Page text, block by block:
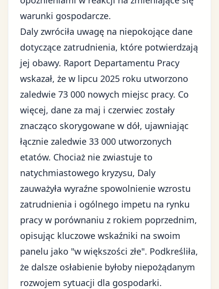
warunki gospodarcze.
Daly zwróciła uwagę na niepokojące dane
dotyczące zatrudnienia, które potwierdzają
jej obawy. Raport Departamentu Pracy
wskazał, że w lipcu 2025 roku utworzono
zaledwie 73 000 nowych miejsc pracy. Co
więcej, dane za maj i czerwiec zostały
znacząco skorygowane w dół, ujawniając
łącznie zaledwie 33 000 utworzonych
etatów. Chociaż nie zwiastuje to
natychmiastowego kryzysu, Daly
zauważyła wyraźne spowolnienie wzrostu
zatrudnienia i ogólnego impetu na rynku
pracy w porównaniu z rokiem poprzednim,
opisując kluczowe wskaźniki na swoim
panelu jako "w większości złe". Podkreśliła,
że dalsze osłabienie byłoby niepożądanym
rozwojem sytuacji dla gospodarki.